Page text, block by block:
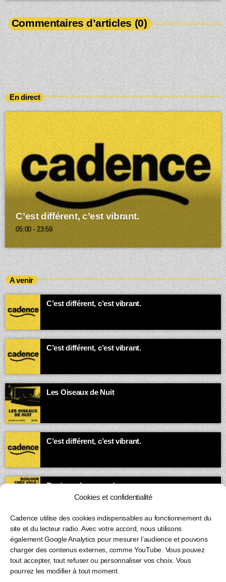
Cookies et confidentialité
Cadence utilise des cookies indispensables au fonctionnement du
site et du lecteur radio. Avec votre accord, nous utilisons
également Google Analytics pour mesurer l’audience et pouvons
charger des contenus externes, comme YouTube. Vous pouvez
tout accepter, tout refuser ou personnaliser vos choix. Vous
pourrez les modifier à tout moment.
Commentaires d’articles (0)
En direct
C’est différent, c’est vibrant.
05:00 - 23:59
A venir
C’est différent, c’est vibrant.
C’est différent, c’est vibrant.
Les Oiseaux de Nuit
C’est différent, c’est vibrant.
Bonjour chez vous !
Animé par Loïc